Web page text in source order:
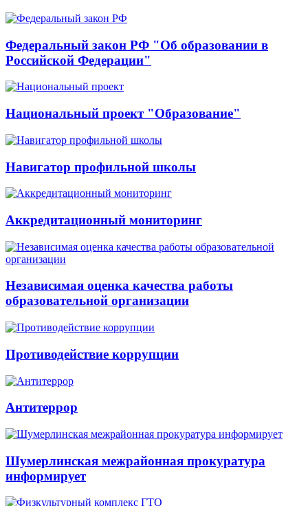
Федеральный закон РФ "Об образовании в
Российской Федерации"
Национальный проект "Образование"
Навигатор профильной школы
Аккредитационный мониторинг
Независимая оценка качества работы
образовательной организации
Противодействие коррупции
Антитеррор
Шумерлинская межрайонная прокуратура
информирует